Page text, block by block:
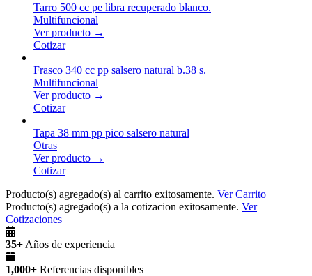
Tarro 500 cc pe libra recuperado blanco.
Multifuncional
Ver producto →
Cotizar
Frasco 340 cc pp salsero natural b.38 s.
Multifuncional
Ver producto →
Cotizar
Tapa 38 mm pp pico salsero natural
Otras
Ver producto →
Cotizar
Producto(s) agregado(s) al carrito exitosamente. Ver Carrito
Producto(s) agregado(s) a la cotizacion exitosamente. Ver
Cotizaciones
35+ Años de experiencia
1,000+ Referencias disponibles